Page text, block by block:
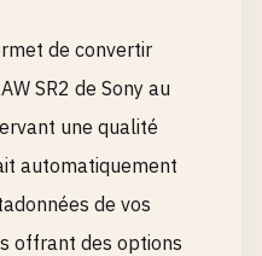
de convertir
SR2 de Sony au
une qualité
automatiquement
de vos
offrant des options